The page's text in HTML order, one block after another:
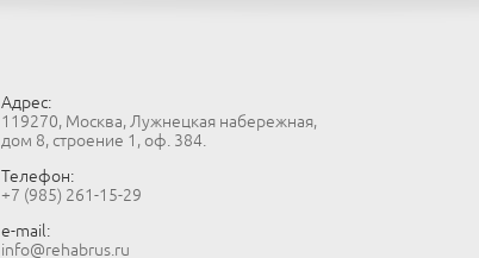
Адрес:
119270, Москва, Лужнецкая набережная,
дом 8, строение 1, оф. 384.
Телефон:
+7 (985) 261-15-29
e-mail:
info@rehabrus.ru